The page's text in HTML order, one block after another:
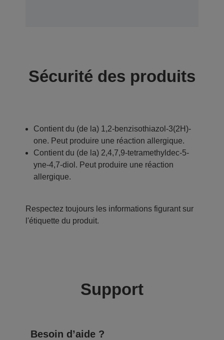
Sécurité des produits
Contient du (de la) 1,2-benzisothiazol-3(2H)-
one. Peut produire une réaction allergique.
Contient du (de la) 2,4,7,9-tetramethyldec-5-
yne-4,7-diol. Peut produire une réaction
allergique.
Respectez toujours les informations figurant sur
l'étiquette du produit.
Support
Besoin d’aide ?